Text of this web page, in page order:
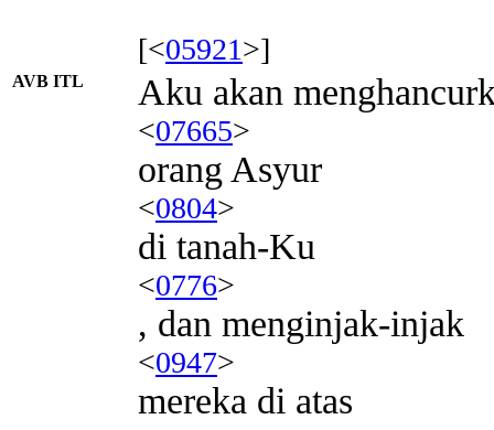
[<05921>]
AVB ITL Aku akan
<07665>
orang Asyur
<0804>
di tanah-Ku
<0776>
, dan menginjak-injak
<0947>
mereka di atas